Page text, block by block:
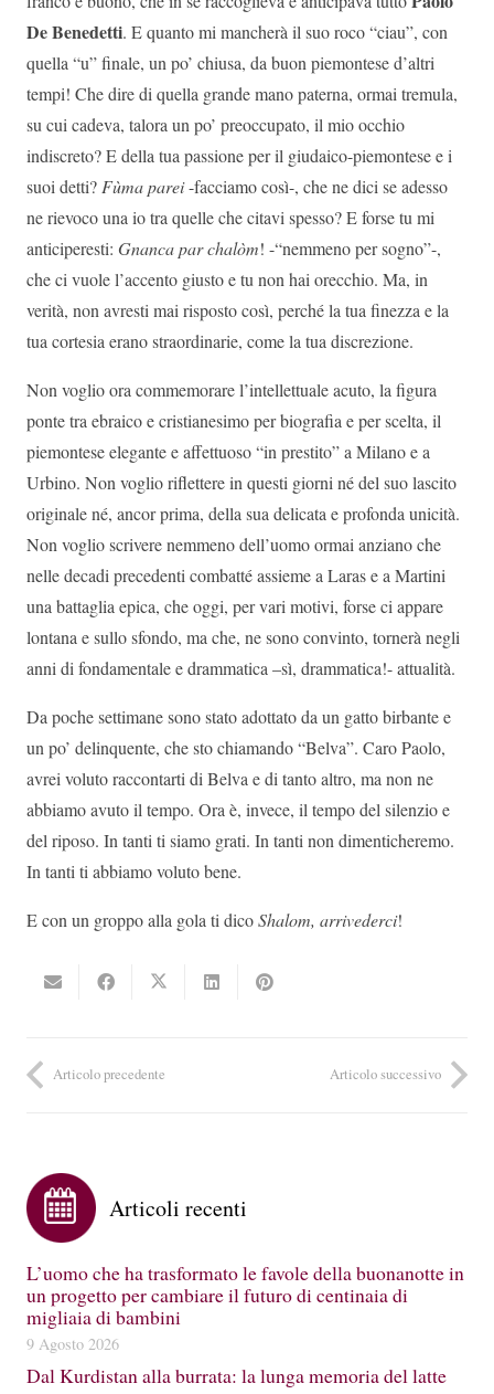
De Benedetti. E quanto mi mancherà il suo roco “ciau”, con
quella “u” finale, un po’ chiusa, da buon piemontese d’altri
tempi! Che dire di quella grande mano paterna, ormai tremula,
su cui cadeva, talora un po’ preoccupato, il mio occhio
indiscreto? E della tua passione per il giudaico-piemontese e i
suoi detti? Fùma parei-facciamo così-, che ne dici se adesso
ne rievoco una io tra quelle che citavi spesso? E forse tu mi
anticiperesti: Gnanca par chalòm! -“nemmeno per sogno”-,
che ci vuole l’accento giusto e tu non hai orecchio. Ma, in
verità, non avresti mai risposto così, perché la tua finezza e la
tua cortesia erano straordinarie, come la tua discrezione.
Non voglio ora commemorare l’intellettuale acuto, la figura
ponte tra ebraico e cristianesimo per biografia e per scelta, il
piemontese elegante e affettuoso “in prestito” a Milano e a
Urbino. Non voglio riflettere in questi giorni né del suo lascito
originale né, ancor prima, della sua delicata e profonda unicità.
Non voglio scrivere nemmeno dell’uomo ormai anziano che
nelle decadi precedenti combatté assieme a Laras e a Martini
una battaglia epica, che oggi, per vari motivi, forse ci appare
lontana e sullo sfondo, ma che, ne sono convinto, tornerà negli
anni di fondamentale e drammatica –sì, drammatica!- attualità.
Da poche settimane sono stato adottato da un gatto birbante e
un po’ delinquente, che sto chiamando “Belva”. Caro Paolo,
avrei voluto raccontarti di Belva e di tanto altro, ma non ne
abbiamo avuto il tempo. Ora è, invece, il tempo del silenzio e
del riposo. In tanti ti siamo grati. In tanti non dimenticheremo.
In tanti ti abbiamo voluto bene.
E con un groppo alla gola ti dicoShalom, arrivederci!
Articolo precedente Articolo successivo
Articoli recenti
L’uomo che ha trasformato le favole della buonanotte in
un progetto per cambiare il futuro di centinaia di
migliaia di bambini
9 Agosto 2026
Dal Kurdistan alla burrata: la lunga memoria del latte